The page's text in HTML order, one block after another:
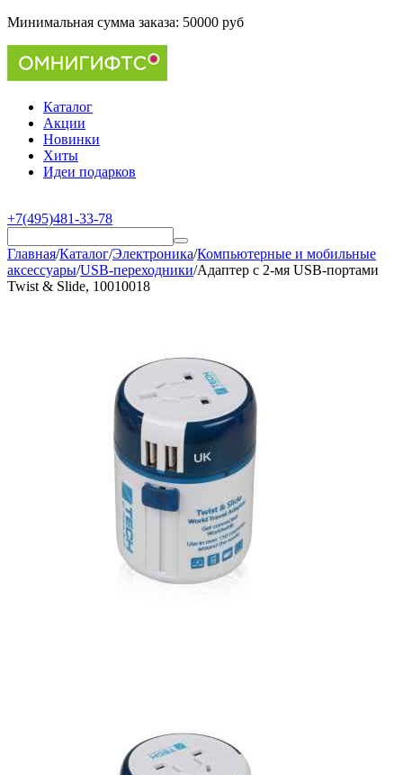
Минимальная сумма заказа: 50000 руб
Каталог
Акции
Новинки
Хиты
Идеи подарков
+7(495)481-33-78
Главная/Каталог/Электроника/Компьютерные и мобильные
аксессуары/USB-переходники/Адаптер с 2-мя USB-портами
Twist & Slide, 10010018